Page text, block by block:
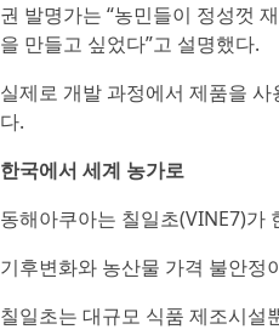
권 발명가는 “농민들이 정성껏
을 만들고 싶었다”고 설명했다.
실제로 개발 과정에서 제품을
다.
한국에서 세계 농가로
동해아쿠아는 칠일초(VINE7)가
기후변화와 농산물 가격 불안정
칠일초는 대규모 식품 제조시설